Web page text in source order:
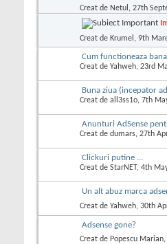
Creat de Netul , 27th
Creat de Krumel , 9th
Cum functioneaza
Creat de Yahweh, 23rd
Buna ziua (incepator
Creat de all3ss1o, 7th
Anunturi AdSense
Creat de dumars, 27th
Clickuri putine ...
Creat de StarNET, 4th
Un alt abuz marca
Creat de Yahweh, 30th
Adsense gone?
Creat de Popescu Marian